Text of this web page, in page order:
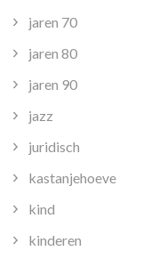
jaren 70
jaren 80
jaren 90
jazz
juridisch
kastanjehoeve
kind
kinderen